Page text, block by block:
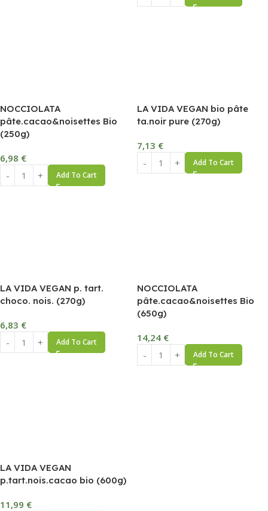
NOCCIOLATA
pâte.cacao&noisettes Bio
(250g)
6,98 €
Add To Cart
LA VIDA VEGAN bio pâte
ta.noir pure (270g)
7,13 €
Add To Cart
LA VIDA VEGAN p. tart.
choco. nois. (270g)
6,83 €
Add To Cart
NOCCIOLATA
pâte.cacao&noisettes Bio
(650g)
14,24 €
Add To Cart
LA VIDA VEGAN
p.tart.nois.cacao bio (600g)
11,99 €